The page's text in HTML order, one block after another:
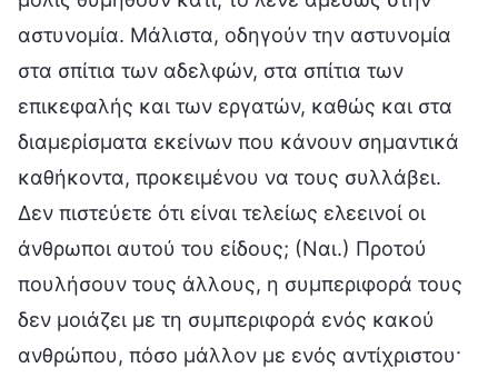
αστυνομία. Μάλιστα, οδηγούν την αστυνομία
στα σπίτια των αδελφών, στα σπίτια των
επικεφαλής και των εργατών, καθώς και στα
διαμερίσματα εκείνων που κάνουν σημαντικά
καθήκοντα, προκειμένου να τους συλλάβει.
Δεν πιστεύετε ότι είναι τελείως ελεεινοί οι
άνθρωποι αυτού του είδους; (Ναι.) Προτού
πουλήσουν τους άλλους, η συμπεριφορά τους
δεν μοιάζει με τη συμπεριφορά ενός κακού
ανθρώπου, πόσο μάλλον με ενός αντίχριστου·